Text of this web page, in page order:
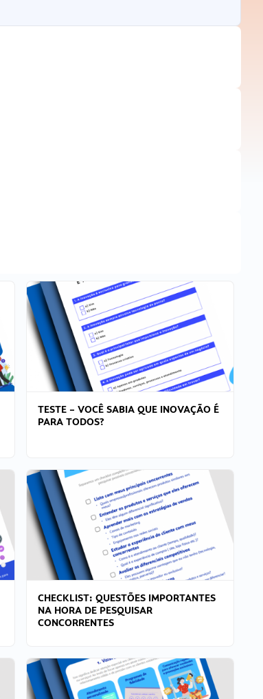
TESTE – VOCÊ SABIA QUE INOVAÇÃO É
PARA TODOS?
CHECKLIST: QUESTÕES IMPORTANTES
NA HORA DE PESQUISAR
CONCORRENTES